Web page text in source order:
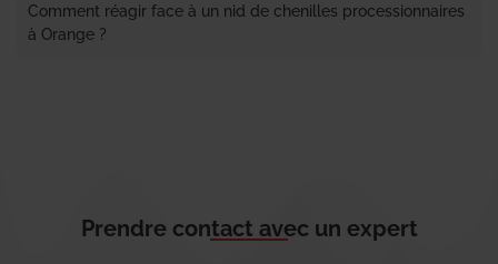
Comment réagir face à un nid de chenilles processionnaires
à Orange ?
Prendre contact avec un expert